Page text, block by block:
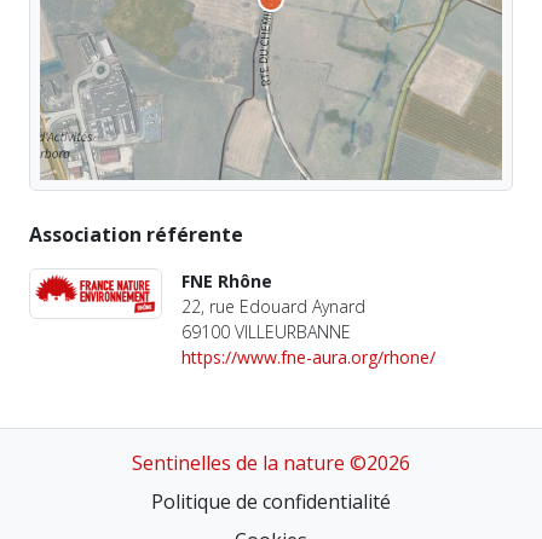
Association référente
FNE Rhône
22, rue Edouard Aynard
69100 VILLEURBANNE
https://www.fne-aura.org/rhone/
Sentinelles de la nature ©2026
Politique de confidentialité